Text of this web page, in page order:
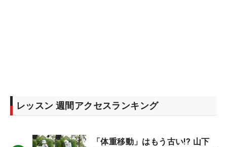
レッスン 週間アクセスランキング
「体重移動」はもう古い!? 山下